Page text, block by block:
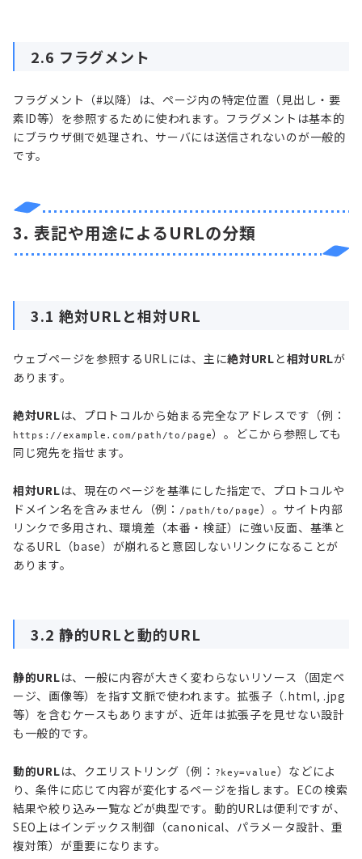
2.6 フラグメント
フラグメント（#以降）は、ページ内の特定位置（見出し・要
素ID等）を参照するために使われます。フラグメントは基本的
にブラウザ側で処理され、サーバには送信されないのが一般的
です。
3. 表記や用途によるURLの分類
3.1 絶対URLと相対URL
ウェブページを参照するURLには、主に絶対URLと相対URLが
あります。
絶対URLは、プロトコルから始まる完全なアドレスです（例：
https://example.com/path/to/page）。どこから参照しても
同じ宛先を指せます。
相対URLは、現在のページを基準にした指定で、プロトコルや
ドメイン名を含みません（例： /path/to/page）。サイト内部
リンクで多用され、環境差（本番・検証）に強い反面、基準と
なるURL（base）が崩れると意図しないリンクになることが
あります。
3.2 静的URLと動的URL
静的URLは、一般に内容が大きく変わらないリソース（固定ペ
ージ、画像等）を指す文脈で使われます。拡張子（.html, .jpg
等）を含むケースもありますが、近年は拡張子を見せない設計
も一般的です。
動的URLは、クエリストリング（例： ?key=value）などによ
り、条件に応じて内容が変化するページを指します。ECの検索
結果や絞り込み一覧などが典型です。動的URLは便利ですが、
SEO上はインデックス制御（canonical、パラメータ設計、重
複対策）が重要になります。